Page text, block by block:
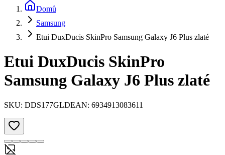
Domů
Samsung
Etui DuxDucis SkinPro Samsung Galaxy J6 Plus zlaté
Etui DuxDucis SkinPro
Samsung Galaxy J6 Plus zlaté
SKU: DDS177GLDEAN: 6934913083611